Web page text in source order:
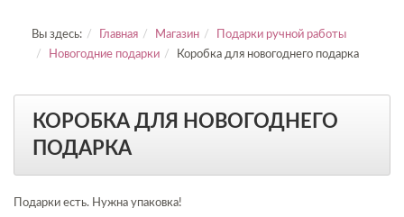
Вы здесь: Главная Магазин
Подарки ручной работы
Новогодние подарки
Коробка для новогоднего подарка
КОРОБКА ДЛЯ НОВОГОДНЕГО
ПОДАРКА
Подарки есть. Нужна упаковка!